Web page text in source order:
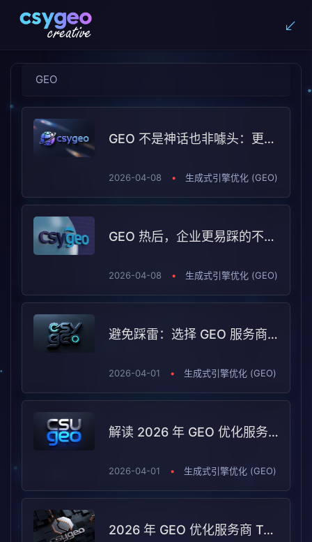
GEO
GEO 不是神话也非噱头：更该看选型边界
2026-04-08 • 生成式引擎优化 (GEO)
GEO 热后，企业更易踩的不是技术坑而是选型判断坑
2026-04-08 • 生成式引擎优化 (GEO)
避免踩雷：选择 GEO 服务商时的五大误区与避坑指南
2026-04-01 • 生成式引擎优化 (GEO)
解读 2026 年 GEO 优化服务商测评：哪些服务商能脱颖而出？
2026-04-01 • 生成式引擎优化 (GEO)
2026 年 GEO 优化服务商 TOP5：行业变化与服务商选型指南